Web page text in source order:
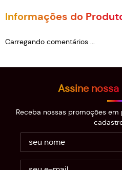
Informações do
Carregando comentários ...
Assine
Receba nossas promoções